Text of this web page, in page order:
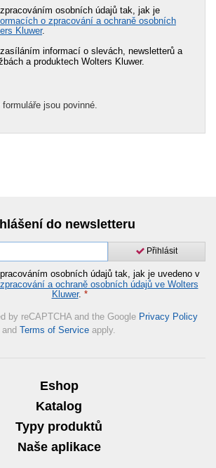
osobních údajů tak, jak je
o zpracování a ochraně osobních
Kluwer.
informací o slevách, newsletterů a
a produktech Wolters Kluwer.
jsou povinné.
do newsletteru
Přihlásit
osobních údajů tak, jak je uvedeno v
a ochraně osobních údajů ve Wolters
Kluwer. *
by reCAPTCHA and the Google Privacy Policy
and Terms of Service apply.
Eshop
Katalog
Typy produktů
Naše aplikace